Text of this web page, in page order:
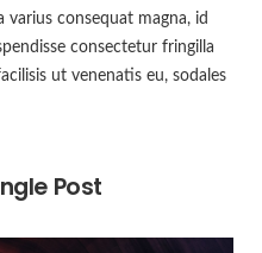
consequat magna, id
consectetur fringilla
ut venenatis eu, sodales
Post